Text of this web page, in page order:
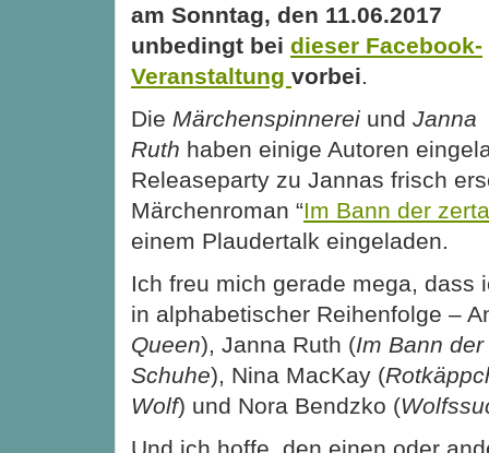
am Sonntag, den 11.06.2017
unbedingt bei dieser Facebook-
Veranstaltung vorbei.
Die Märchenspinnerei und Janna
Ruth haben einige Autoren
Releaseparty zu Jannas frisch
Märchenroman “Im Bann der
einem Plaudertalk eingeladen.
Ich freu mich gerade mega, dass
in alphabetischer Reihenfolge –
Queen), Janna Ruth (Im Bann
Schuhe), Nina MacKay (
Wolf) und Nora Bendzko (
Und ich hoffe, den einen oder